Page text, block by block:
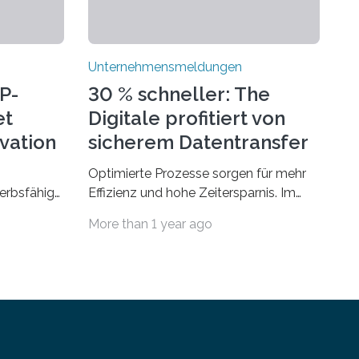
Unternehmensmeldungen
30 % schneller: The
Digitale profitiert von
sicherem Datentransfer
mit Dropbox
Optimierte Prozesse sorgen für mehr
Effizienz und hohe Zeitersparnis. Im
mehrere Gigabyte Daten das
More than 1 year ago